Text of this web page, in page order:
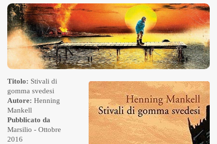
Titolo: Stivali di
gomma svedesi
Autore: Henning
Mankell
Pubblicato da
Marsilio - Ottobre
2016